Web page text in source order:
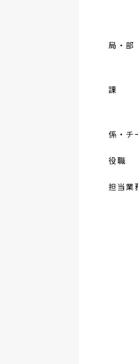
局・部
課
係・チ
役職
担当業